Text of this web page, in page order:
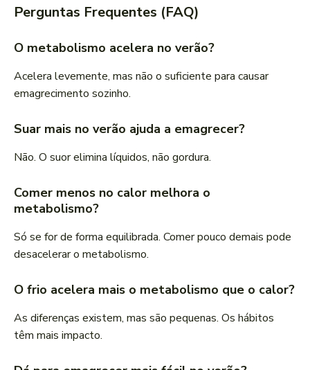
Perguntas Frequentes (FAQ)
O metabolismo acelera no verão?
Acelera levemente, mas não o suficiente para causar
emagrecimento sozinho.
Suar mais no verão ajuda a emagrecer?
Não. O suor elimina líquidos, não gordura.
Comer menos no calor melhora o
metabolismo?
Só se for de forma equilibrada. Comer pouco demais pode
desacelerar o metabolismo.
O frio acelera mais o metabolismo que o calor?
As diferenças existem, mas são pequenas. Os hábitos
têm mais impacto.